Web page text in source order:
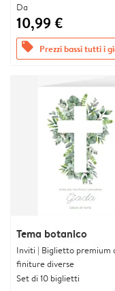
Da
10,99 €
offers Prezzi bassi tutti i
Tema botanico
Inviti | Biglietto premium
finiture diverse
Set di 10 biglietti